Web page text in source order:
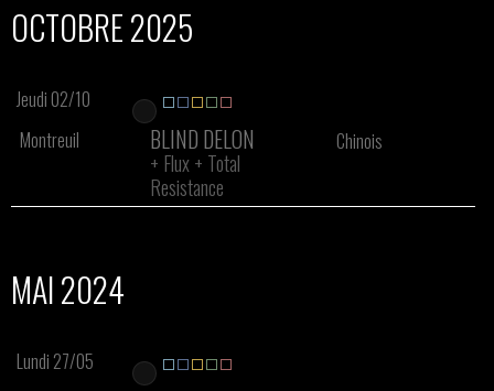
OCTOBRE 2025
Jeudi 02/10
Montreuil
BLIND DELON
+ Flux+ Total
Resistance
Chinois
MAI 2024
Lundi 27/05